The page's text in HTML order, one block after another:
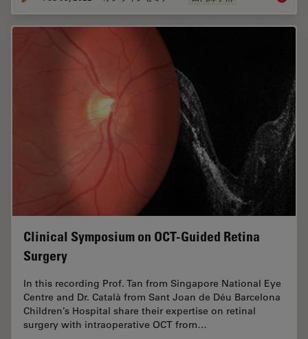
Clinical Symposium on OCT-Guided Retina
Surgery
In this recording Prof. Tan from Singapore National Eye
Centre and Dr. Català from Sant Joan de Déu Barcelona
Children’s Hospital share their expertise on retinal
surgery with intraoperative OCT from…